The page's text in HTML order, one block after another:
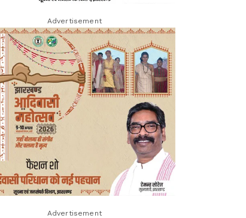
Advertisement
Advertisement